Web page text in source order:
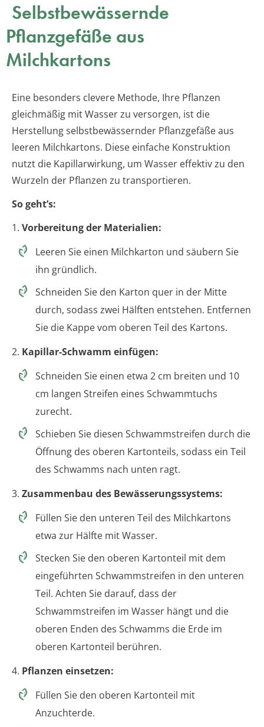
Selbstbewässernde
Pflanzgefäße aus
Milchkartons
Eine besonders clevere Methode, Ihre Pflanzen
gleichmäßig mit Wasser zu versorgen, ist die
Herstellung selbstbewässernder Pflanzgefäße aus
leeren Milchkartons. Diese einfache Konstruktion
nutzt die Kapillarwirkung, um Wasser effektiv zu den
Wurzeln der Pflanzen zu transportieren.
So geht’s:
1. Vorbereitung der Materialien:
Leeren Sie einen Milchkarton und säubern Sie
ihn gründlich.
Schneiden Sie den Karton quer in der Mitte
durch, sodass zwei Hälften entstehen. Entfernen
Sie die Kappe vom oberen Teil des Kartons.
2. Kapillar-Schwamm einfügen:
Schneiden Sie einen etwa 2 cm breiten und 10
cm langen Streifen eines Schwammtuchs
zurecht.
Schieben Sie diesen Schwammstreifen durch die
Öffnung des oberen Kartonteils, sodass ein Teil
des Schwamms nach unten ragt.
3. Zusammenbau des Bewässerungssystems:
Füllen Sie den unteren Teil des Milchkartons
etwa zur Hälfte mit Wasser.
Stecken Sie den oberen Kartonteil mit dem
eingeführten Schwammstreifen in den unteren
Teil. Achten Sie darauf, dass der
Schwammstreifen im Wasser hängt und die
oberen Enden des Schwamms die Erde im
oberen Kartonteil berühren.
4. Pflanzen einsetzen:
Füllen Sie den oberen Kartonteil mit
Anzuchterde.